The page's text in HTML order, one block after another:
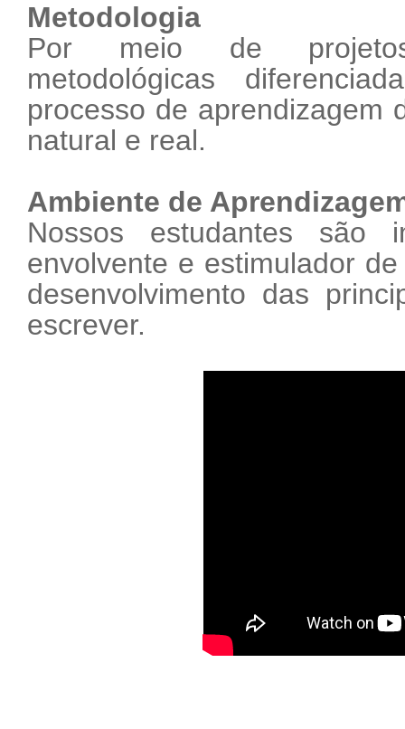
Metodologia
Por meio de projetos
metodológicas
processo de aprendizagem
natural e real.
Ambiente de
Nossos estudantes são
envolvente e estimulador
desenvolvimento das
escrever.